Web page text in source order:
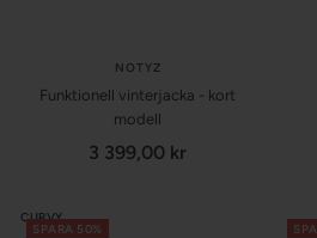
NOTYZ
Funktionell vinterjacka - kort
modell
Försäljningspris
3 399,00 kr
SPARA 50%
CURVY